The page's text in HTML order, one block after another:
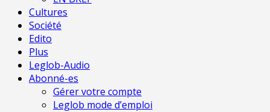
Cultures
Société
Edito
Plus
Leglob-Audio
Abonné-es
Gérer votre compte
Leglob mode d’emploi